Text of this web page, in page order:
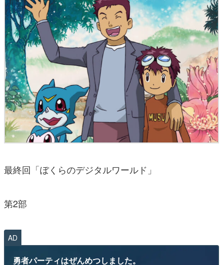
最終回「ぼくらのデジタルワールド」
第2部
AD
勇者パーティはぜんめつしました。